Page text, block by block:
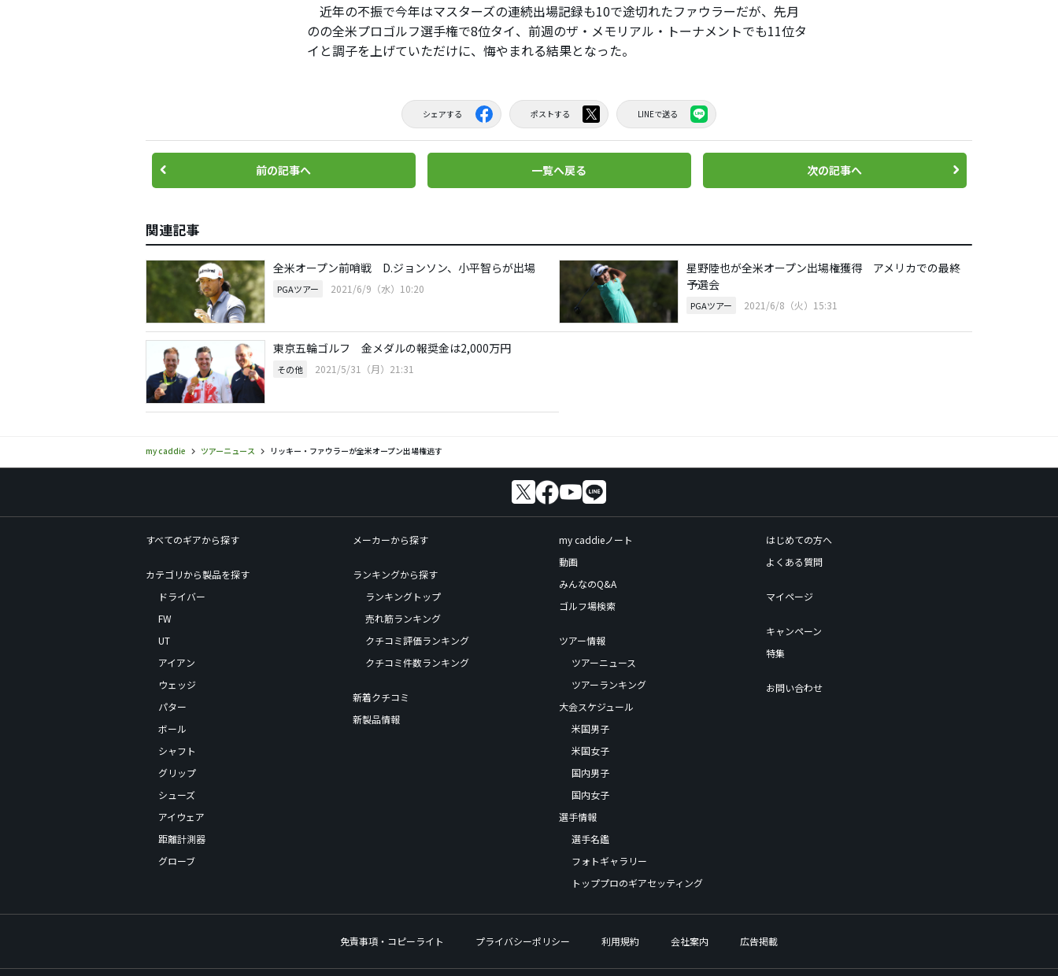
近年の不振で今年はマスターズの連続出場記録も10で途切れたファウラーだが、先月
のの全米プロゴルフ選手権で8位タイ、前週のザ・メモリアル・トーナメントでも11位タ
イと調子を上げていただけに、悔やまれる結果となった。
シェアする ポストする LINEで送る
前の記事へ 一覧へ戻る 次の記事へ
関連記事
全米オープン前哨戦 D.ジョンソン、小平智らが出場
PGAツアー 2021/6/9（水）10:20
星野陸也が全米オープン出場権獲得 アメリカでの最終
予選会
PGAツアー 2021/6/8（火）15:31
東京五輪ゴルフ 金メダルの報奨金は2,000万円
その他 2021/5/31（月）21:31
my caddie ツアーニュース リッキー・ファウラーが全米オープン出場権逃す
すべてのギアから探す
カテゴリから製品を探す
ドライバー
FW
UT
アイアン
ウェッジ
パター
ボール
シャフト
グリップ
シューズ
アイウェア
距離計測器
グローブ
メーカーから探す
ランキングから探す
ランキングトップ
売れ筋ランキング
クチコミ評価ランキング
クチコミ件数ランキング
新着クチコミ
新製品情報
my caddieノート
動画
みんなのQ&A
ゴルフ場検索
ツアー情報
ツアーニュース
ツアーランキング
大会スケジュール
米国男子
米国女子
国内男子
国内女子
選手情報
選手名鑑
フォトギャラリー
トッププロのギアセッティング
はじめての方へ
よくある質問
マイページ
キャンペーン
特集
お問い合わせ
免責事項・コピーライト プライバシーポリシー 利用規約 会社案内 広告掲載